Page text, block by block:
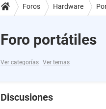
Foros Hardware
Foro portátiles
Ver categorías Ver temas
Discusiones